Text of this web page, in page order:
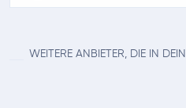
WEITERE ANBIETER, DIE IN